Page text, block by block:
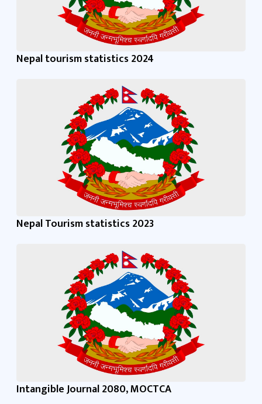
Nepal tourism statistics 2024
Nepal Tourism statistics 2023
Intangible Journal 2080, MOCTCA